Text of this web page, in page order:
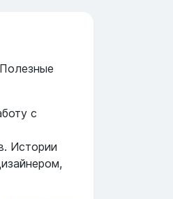
с
Истории